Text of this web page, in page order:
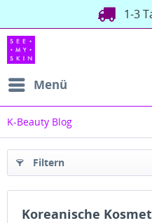
1-3
Versand
Menü
K-Beauty Blog
Filtern
Koreanische